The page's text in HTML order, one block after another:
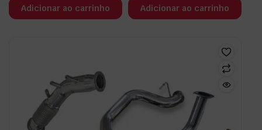
Adicionar ao carrinho Adicionar ao carrinho